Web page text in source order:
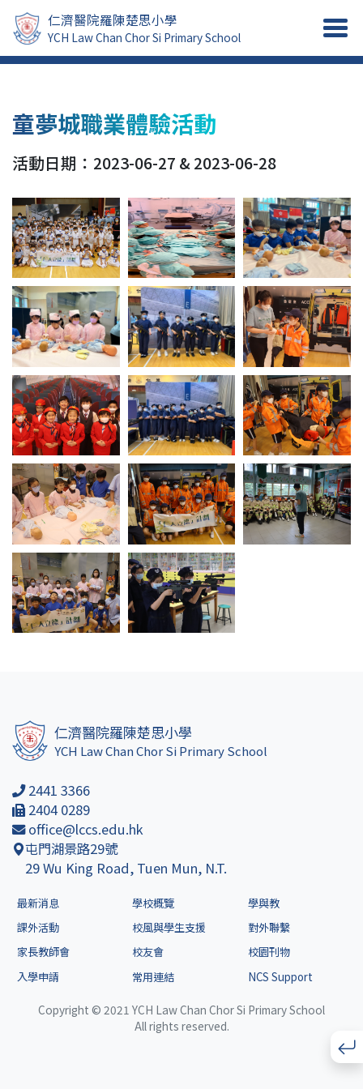
仁濟醫院羅陳楚思小學
YCH Law Chan Chor Si Primary School
童夢城職業體驗活動
活動日期：2023-06-27 & 2023-06-28
仁濟醫院羅陳楚思小學
YCH Law Chan Chor Si Primary School
2441 3366
2404 0289
office@lccs.edu.hk
屯門湖景路29號
29 Wu King Road, Tuen Mun, N.T.
最新消息 學校概覽
學與教
課外活動
校風與學生支援
對外聯繫
家長教師會
校友會
校園刊物
入學申請
常用連結 NCS Support
Copyright © 2021 YCH Law Chan Chor Si Primary School
All rights reserved.